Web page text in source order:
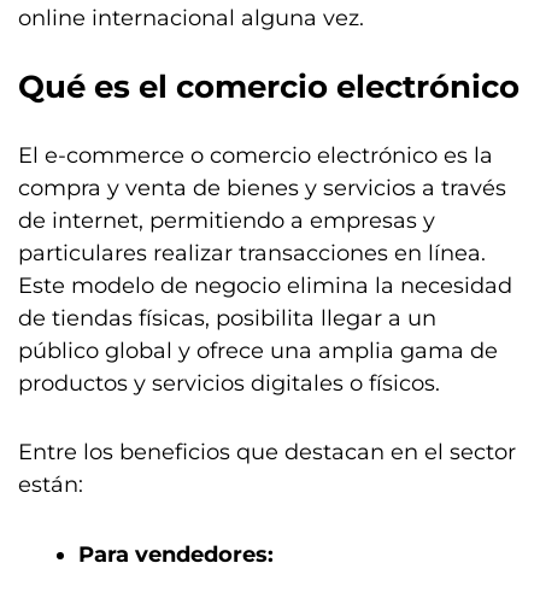
online internacional alguna vez.
Qué es el comercio electrónico
El e-commerce o comercio electrónico es la
compra y venta de bienes y servicios a través
de internet, permitiendo a empresas y
particulares realizar transacciones en línea.
Este modelo de negocio elimina la necesidad
de tiendas físicas, posibilita llegar a un
público global y ofrece una amplia gama de
productos y servicios digitales o físicos.
Entre los beneficios que destacan en el sector
están:
Para vendedores: